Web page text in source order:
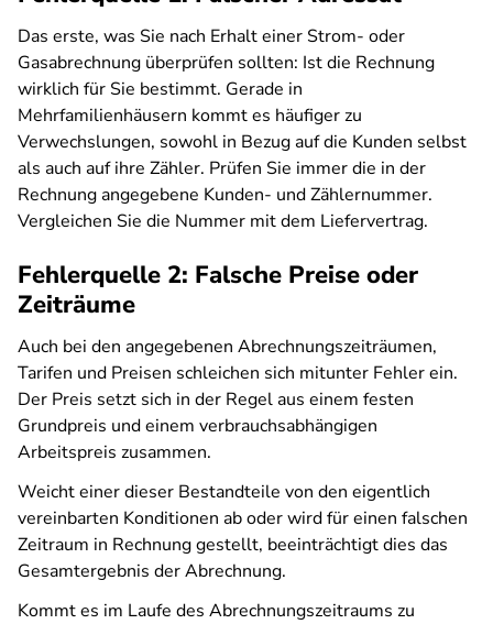
Das erste, was Sie nach Erhalt einer Strom- oder
Gasabrechnung überprüfen sollten: Ist die Rechnung
wirklich für Sie bestimmt. Gerade in
Mehrfamilienhäusern kommt es häufiger zu
Verwechslungen, sowohl in Bezug auf die Kunden selbst
als auch auf ihre Zähler. Prüfen Sie immer die in der
Rechnung angegebene Kunden- und Zählernummer.
Vergleichen Sie die Nummer mit dem Liefervertrag.
Fehlerquelle 2: Falsche Preise oder
Zeiträume
Auch bei den angegebenen Abrechnungszeiträumen,
Tarifen und Preisen schleichen sich mitunter Fehler ein.
Der Preis setzt sich in der Regel aus einem festen
Grundpreis und einem verbrauchsabhängigen
Arbeitspreis zusammen.
Weicht einer dieser Bestandteile von den eigentlich
vereinbarten Konditionen ab oder wird für einen falschen
Zeitraum in Rechnung gestellt, beeinträchtigt dies das
Gesamtergebnis der Abrechnung.
Kommt es im Laufe des Abrechnungszeitraums zu